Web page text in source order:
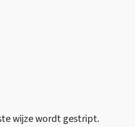
wijze wordt gestript.